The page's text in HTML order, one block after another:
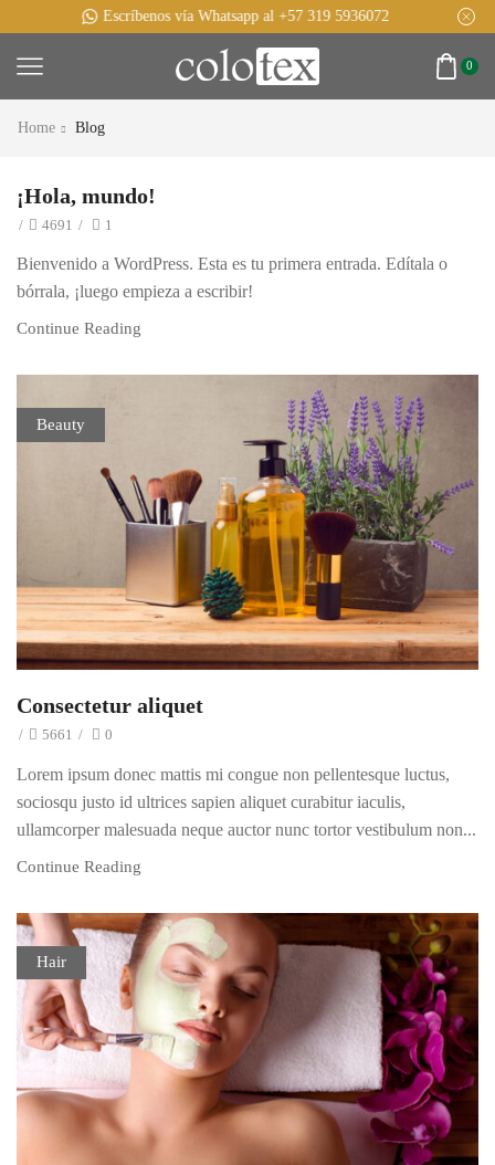
Obtén el 10% de descuento en tus compras por lanzamiento
0
Home Blog
¡Hola, mundo!
/ 4691 / 1
Bienvenido a WordPress. Esta es tu primera entrada. Edítala o
bórrala, ¡luego empieza a escribir!
Continue Reading
Beauty
Consectetur aliquet
/ 5661 / 0
Lorem ipsum donec mattis mi congue non pellentesque luctus,
sociosqu justo id ultrices sapien aliquet curabitur iaculis,
ullamcorper malesuada neque auctor nunc tortor vestibulum non...
Continue Reading
Hair